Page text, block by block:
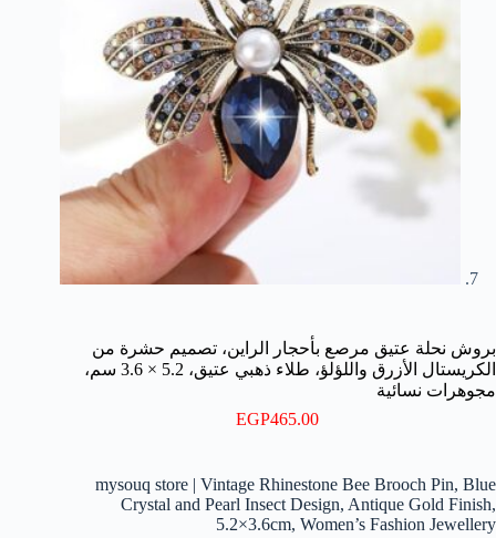
بروش نحلة عتيق مرصع بأحجار الراين، تصميم حشرة من
الكريستال الأزرق واللؤلؤ، طلاء ذهبي عتيق، 5.2 × 3.6 سم،
مجوهرات نسائية
EGP465.00
mysouq store | Vintage Rhinestone Bee Brooch Pin, Blue
Crystal and Pearl Insect Design, Antique Gold Finish,
5.2×3.6cm, Women’s Fashion Jewellery